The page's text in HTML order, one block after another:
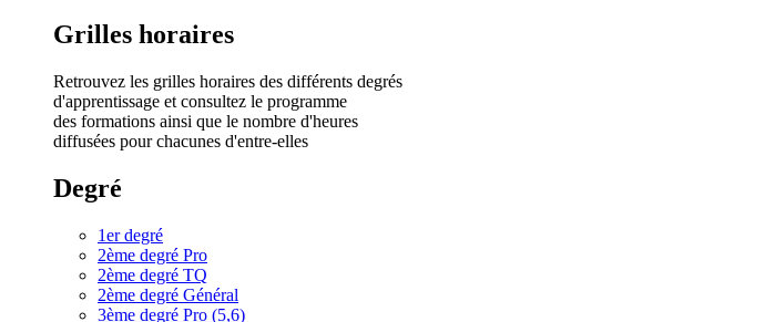
Grilles horaires
Retrouvez les grilles horaires des différents degrés
d'apprentissage et consultez le programme
des formations ainsi que le nombre d'heures
diffusées pour chacunes d'entre-elles
Degré
1er degré
2ème degré Pro
2ème degré TQ
2ème degré Général
3ème degré Pro (5,6)